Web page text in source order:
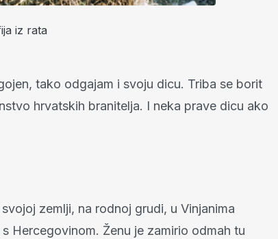
iz rata
tako odgajam i svoju dicu. Triba se borit
hrvatskih branitelja. I neka prave dicu ako
zemlji, na rodnoj grudi, u Vinjanima
Hercegovinom. Ženu je zamirio odmah tu